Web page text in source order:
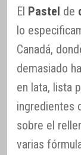
El Pastel de
lo
Canadá,
demasiado
en lata, lista
ingredientes
sobre el
varias